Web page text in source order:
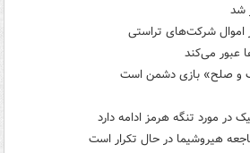
عبور می‌کند
و صلح‌» بازی دشمن است
در مورد تنگه هرمز ادامه دارد
هیروشیما در حال تکرار است